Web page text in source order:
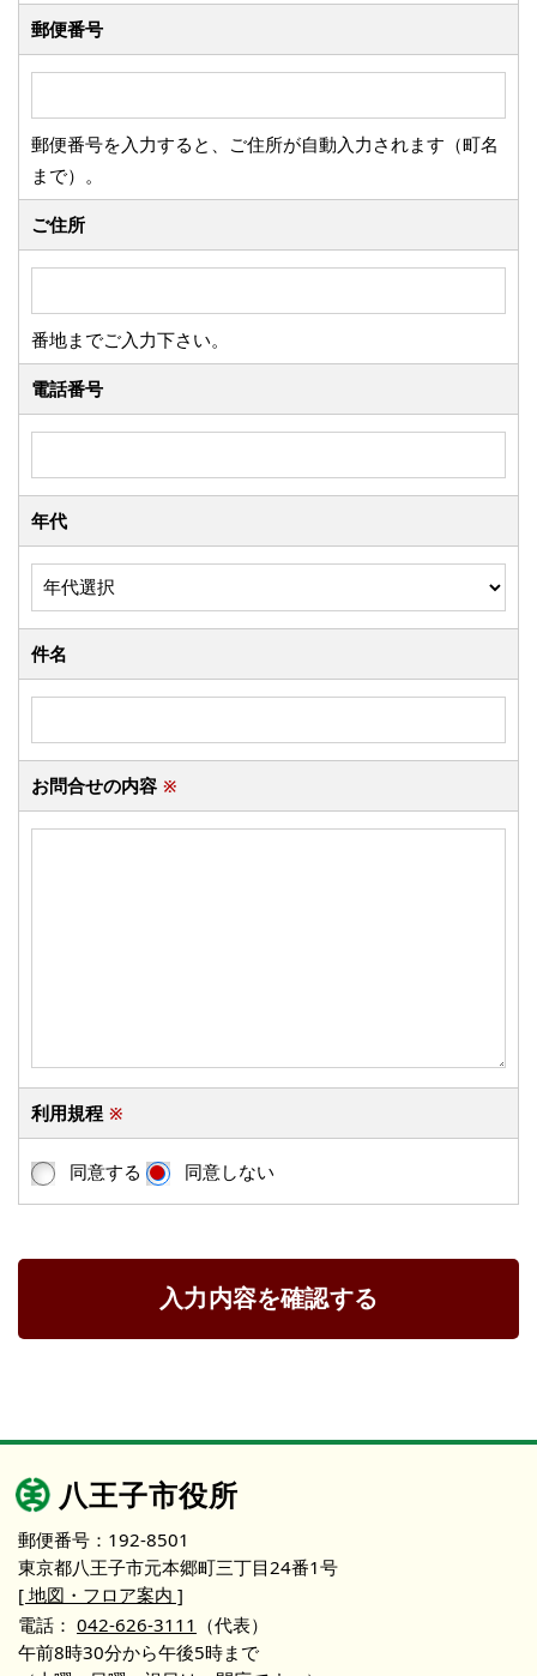
郵便番号
郵便番号を入力すると、ご住所が自動入力されます（町名
まで）。
ご住所
番地までご入力下さい。
電話番号
年代
件名
お問合せの内容 ※
利用規程 ※
同意する 同意しない
入力内容を確認する
八王子市役所
郵便番号：192-8501
東京都八王子市元本郷町三丁目24番1号
[ 地図・フロア案内 ]
電話： 042-626-3111 （代表）
午前8時30分から午後5時まで